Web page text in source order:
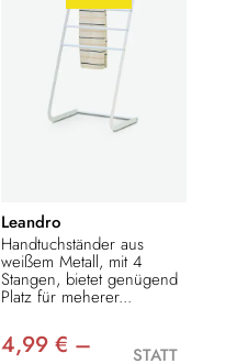
Leandro
Handtuchständer aus
weißem Metall, mit 4
Stangen, bietet genügend
Platz für meherer...
4,99 € –
STATT